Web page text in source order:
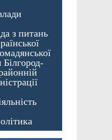
з питань
Білгород-